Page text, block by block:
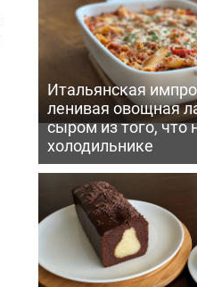
Итальянская
ленивая овощная
сыром из того, что
холодильнике